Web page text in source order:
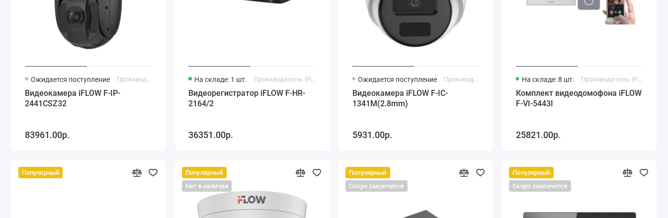
Ожидается поступление
Видеокамера iFLOW F-IP-
2441CSZ32
83961.00р.
На складе: 1 шт.
Видеорегистратор iFLOW F-HR-
2164/2
36351.00р.
Ожидается поступление
Видеокамера iFLOW F-IC-
1341M(2.8mm)
5931.00р.
На складе: 8 шт.
Комплект видеодомофона iFLOW
F-VI-5443I
25821.00р.
Популярный
Популярный
Нет в наличии
Популярный
Скоро закончится
Популярный
Скоро закончится